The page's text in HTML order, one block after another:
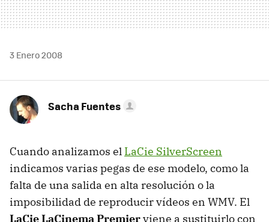
3 Enero 2008
Sacha Fuentes
Cuando analizamos el LaCie SilverScreen
indicamos varias pegas de ese modelo, como la
falta de una salida en alta resolución o la
imposibilidad de reproducir vídeos en WMV. El
LaCie LaCinema Premierviene a sustituirlo con